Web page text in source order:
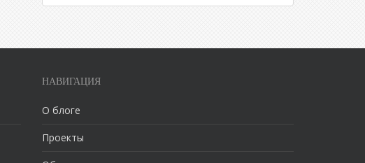
НАВИГАЦИЯ
О блоге
Проекты